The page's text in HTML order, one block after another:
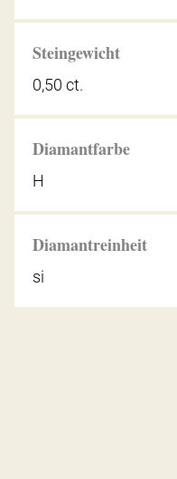
Steingewicht
0,50 ct.
Diamantfarbe
H
Diamantreinheit
si